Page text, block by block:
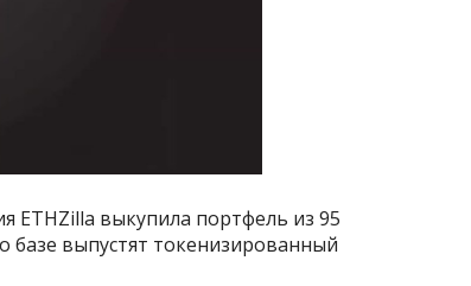
выкупила портфель из 95
базе выпустят токенизированный